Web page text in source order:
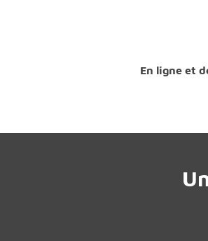
En ligne et